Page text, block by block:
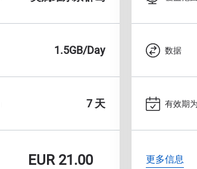
1.5GB/Day
7 天
EUR21.00
数据
有效期为
更多信息